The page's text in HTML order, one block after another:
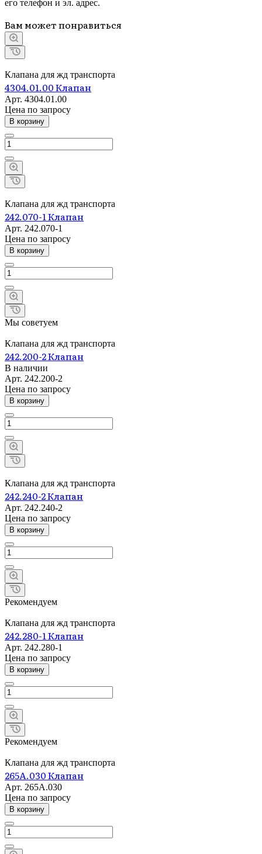
его телефон и эл. адрес.
Вам может понравиться
Клапана для жд транспорта
4304.01.00 Клапан
Арт. 4304.01.00
Цена по запросу
В корзину
Клапана для жд транспорта
242.070-1 Клапан
Арт. 242.070-1
Цена по запросу
В корзину
Мы советуем
Клапана для жд транспорта
242.200-2 Клапан
В наличии
Арт. 242.200-2
Цена по запросу
В корзину
Клапана для жд транспорта
242.240-2 Клапан
Арт. 242.240-2
Цена по запросу
В корзину
Рекомендуем
Клапана для жд транспорта
242.280-1 Клапан
Арт. 242.280-1
Цена по запросу
В корзину
Рекомендуем
Клапана для жд транспорта
265А.030 Клапан
Арт. 265А.030
Цена по запросу
В корзину